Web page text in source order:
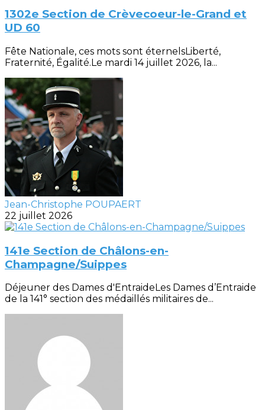
1302e Section de Crèvecoeur-le-Grand et
UD 60
Fête Nationale, ces mots sont éternelsLiberté,
Fraternité, Égalité.Le mardi 14 juillet 2026, la...
Jean-Christophe POUPAERT
22 juillet 2026
141e Section de Châlons-en-
Champagne/Suippes
Déjeuner des Dames d'EntraideLes Dames d’Entraide
de la 141° section des médaillés militaires de...